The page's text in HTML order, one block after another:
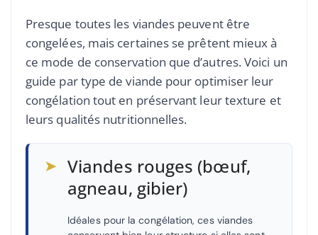
Presque toutes les viandes peuvent être
congelées, mais certaines se prêtent mieux à
ce mode de conservation que d’autres. Voici un
guide par type de viande pour optimiser leur
congélation tout en préservant leur texture et
leurs qualités nutritionnelles.
➤ Viandes rouges (bœuf,
agneau, gibier)
Idéales pour la congélation, ces viandes